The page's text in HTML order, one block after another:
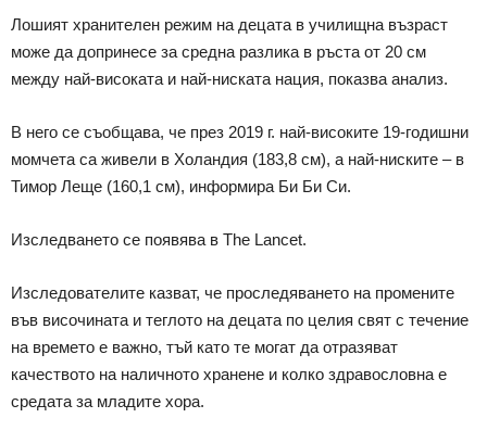
Лошият хранителен режим на децата в училищна възраст
може да допринесе за средна разлика в ръста от 20 см
между най-високата и най-ниската нация, показва анализ.
В него се съобщава, че през 2019 г. най-високите 19-годишни
момчета са живели в Холандия (183,8 см), а най-ниските – в
Тимор Леще (160,1 см), информира Би Би Си.
Изследването се появява в The Lancet.
Изследователите казват, че проследяването на промените
във височината и теглото на децата по целия свят с течение
на времето е важно, тъй като те могат да отразяват
качеството на наличното хранене и колко здравословна е
средата за младите хора.